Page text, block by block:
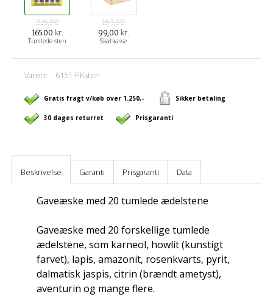
225,00
165.00 kr.
Tumlede sten
169,00
99,00 kr.
Skatkasse
Varenr.: 6151-PKsten
Gratis fragt v/køb over 1.250,- Sikker betaling
30 dages returret Prisgaranti
Beskrivelse Garanti Prisgaranti Data
Gaveæske med 20 tumlede ædelstene
Gaveæske med 20 forskellige tumlede
ædelstene, som karneol, howlit (kunstigt
farvet), lapis, amazonit, rosenkvarts, pyrit,
dalmatisk jaspis, citrin (brændt ametyst),
aventurin og mange flere.